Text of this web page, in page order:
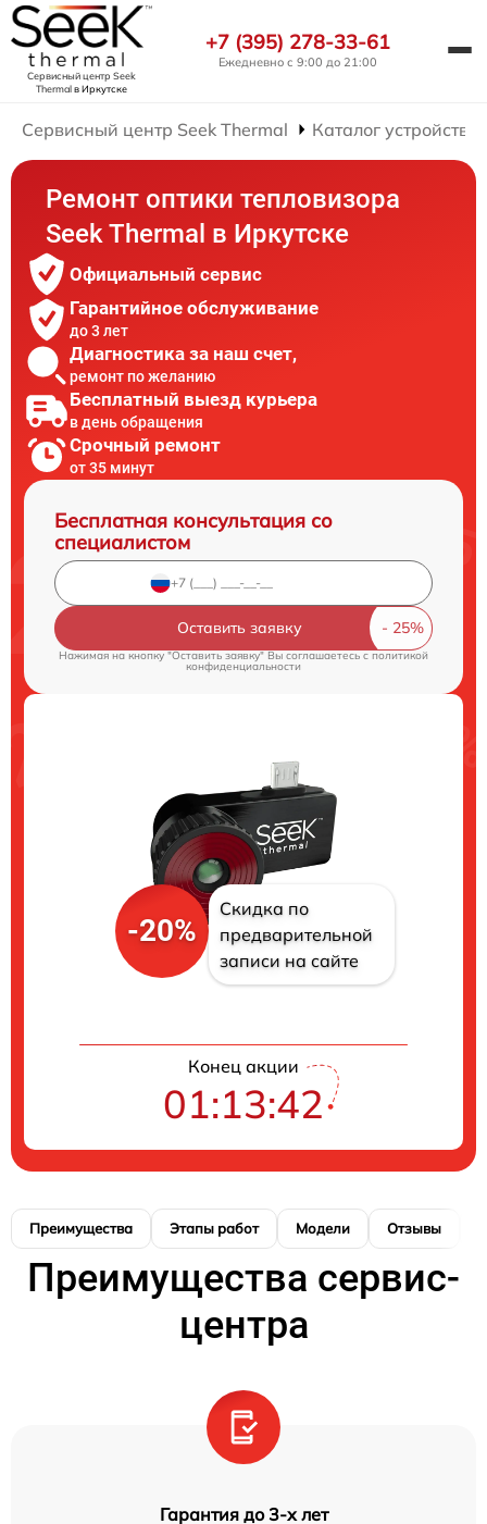
Сервисный центр Seek
Thermalв Иркутске
+7 (395) 278-33-61
Ежедневно с 9:00 до 21:00
Сервисный центр Seek Thermal Каталог устройств
Ремонт оптики тепловизора
Seek Thermal в Иркутске
Официальный сервис
Гарантийное обслуживание
до 3 лет
Диагностика за наш счет,
ремонт по желанию
Бесплатный выезд курьера
в день обращения
Срочный ремонт
от 35 минут
Бесплатная консультация со
специалистом
Оставить заявку
Нажимая на кнопку "Оставить заявку" Вы соглашаетесь cполитикой
конфиденциальности
-20%
Скидка по
предварительной
записи на сайте
Конец акции
01:13:41
Преимущества Этапы работ Модели Отзывы
Преимущества сервис-
центра
Гарантия до 3-х лет